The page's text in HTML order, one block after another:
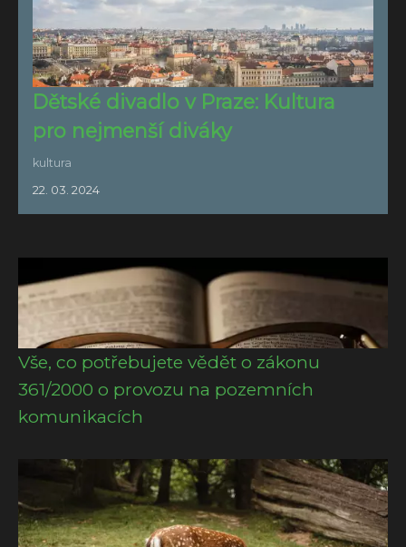
Dětské divadlo v Praze: Kultura
pro nejmenší diváky
kultura
22. 03. 2024
Vše, co potřebujete vědět o zákonu
361/2000 o provozu na pozemních
komunikacích